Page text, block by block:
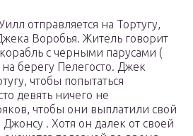
отправляется на Тортугу,
Воробья. Житель говорит
с черными парусами (
берегу Пелегосто. Джек
чтобы попытаться
девять ничего не
чтобы они выплатили свой
. Хотя он далек от своей